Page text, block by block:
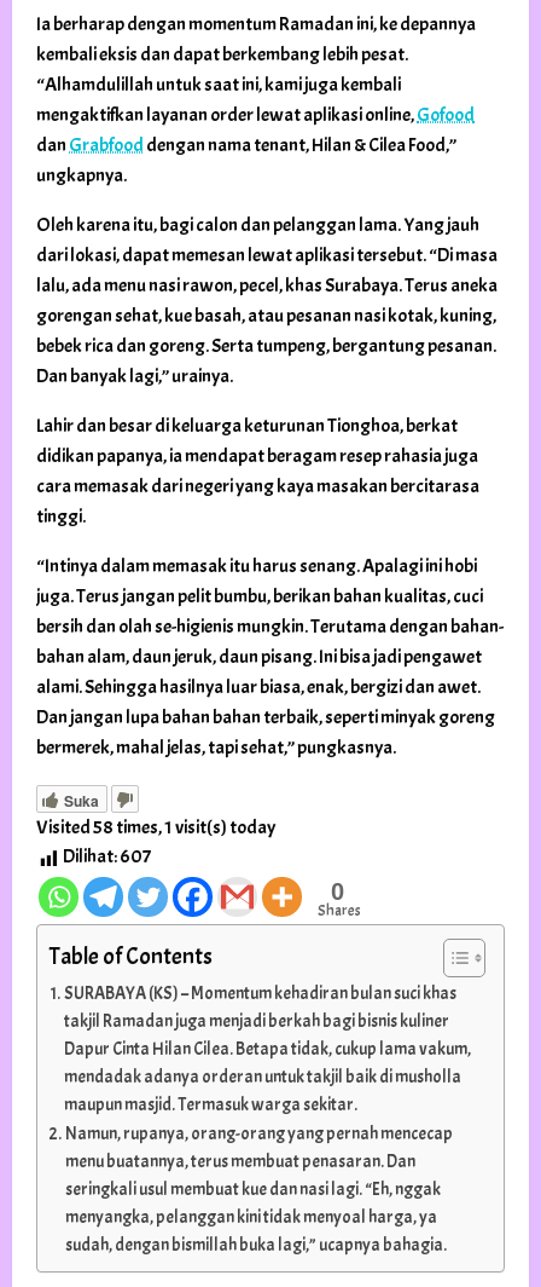
Ia berharap dengan momentum Ramadan ini, ke depannya
kembali eksis dan dapat berkembang lebih pesat.
“Alhamdulillah untuk saat ini, kami juga kembali
mengaktifkan layanan order lewat aplikasi online,Gofood
dan Grabfood dengan nama tenant, Hilan & Cilea Food,”
ungkapnya.
Oleh karena itu, bagi calon dan pelanggan lama. Yang jauh
dari lokasi, dapat memesan lewat aplikasi tersebut. “Di masa
lalu, ada menu nasi rawon, pecel, khas Surabaya. Terus aneka
gorengan sehat, kue basah, atau pesanan nasi kotak, kuning,
bebek rica dan goreng. Serta tumpeng, bergantung pesanan.
Dan banyak lagi,” urainya.
Lahir dan besar di keluarga keturunan Tionghoa, berkat
didikan papanya, ia mendapat beragam resep rahasia juga
cara memasak dari negeri yang kaya masakan bercitarasa
tinggi.
“Intinya dalam memasak itu harus senang. Apalagi ini hobi
juga. Terus jangan pelit bumbu, berikan bahan kualitas, cuci
bersih dan olah se-higienis mungkin. Terutama dengan bahan-
bahan alam, daun jeruk, daun pisang. Ini bisa jadi pengawet
alami. Sehingga hasilnya luar biasa, enak, bergizi dan awet.
Dan jangan lupa bahan bahan terbaik, seperti minyak goreng
bermerek, mahal jelas, tapi sehat,” pungkasnya.
Suka
Visited 58 times, 1 visit(s) today
Dilihat:607
0
Shares
Table of Contents
SURABAYA (KS) – Momentum kehadiran bulan suci khas
takjil Ramadan juga menjadi berkah bagi bisnis kuliner
Dapur Cinta Hilan Cilea. Betapa tidak, cukup lama vakum,
mendadak adanya orderan untuk takjil baik di musholla
maupun masjid. Termasuk warga sekitar.
Namun, rupanya, orang-orang yang pernah mencecap
menu buatannya, terus membuat penasaran. Dan
seringkali usul membuat kue dan nasi lagi. “Eh, nggak
menyangka, pelanggan kini tidak menyoal harga, ya
sudah, dengan bismillah buka lagi,” ucapnya bahagia.